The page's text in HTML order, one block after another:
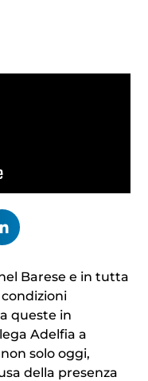
Barese e in tutta
queste in
Adelfia a
solo oggi,
della presenza